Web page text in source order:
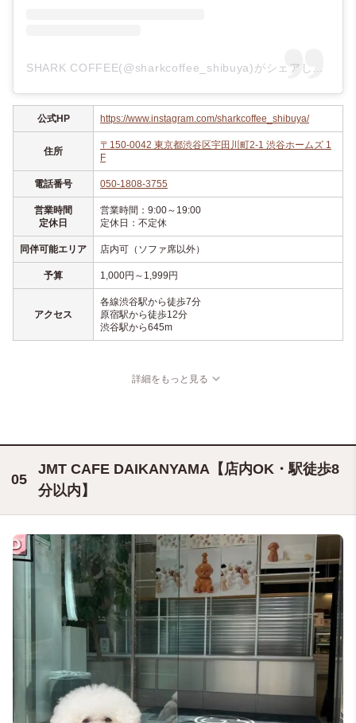
@miumama0622（miutan）
公式HP https://www.instagram.com/sharkcoffee_shibuya/
住所
〒150-0042 東京都渋谷区宇田川町2-1 渋谷ホームズ 1
F
電話番号 050-1808-3755
営業時間
定休日
営業時間：9:00～19:00
定休日：不定休
同伴可能エリア 店内可（ソファ席以外）
予算 1,000円～1,999円
アクセス
各線渋谷駅から徒歩7分
原宿駅から徒歩12分
渋谷駅から645m
詳細をもっと見る
JMT CAFE DAIKANYAMA【店内OK・駅徒歩8
分以内】